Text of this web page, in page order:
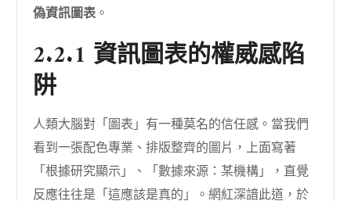
偽資訊圖表 。
2.2.1 資訊圖表的權威感陷
阱
人類大腦對「圖表」有一種莫名的信任感。當我們
看到一張配色專業、排版整齊的圖片，上面寫著
「根據研究顯示」、「數據來源：某機構」，直覺
反應往往是「這應該是真的」。網紅深諳此道，於